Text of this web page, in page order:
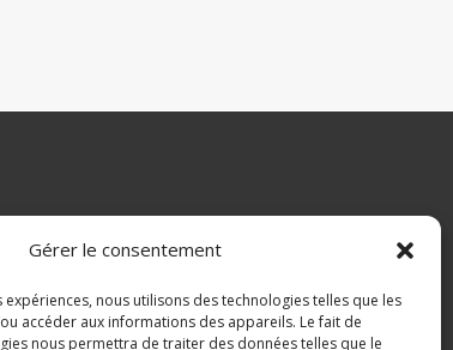
Gérer le consentement
nous utilisons des technologies telles que les
accéder aux informations des appareils. Le fait de
nous permettra de traiter des données telles que le